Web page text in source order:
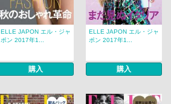
ELLE JAPON エル・ジャ
ポン 2017年1...
購入
ELLE JAPON エル・ジャ
ポン 2017年1...
購入